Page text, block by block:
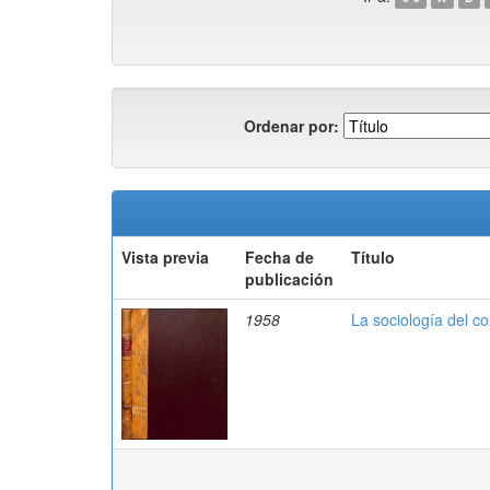
Ordenar por:
Vista previa
Fecha de
publicación
Título
1958 La sociología del